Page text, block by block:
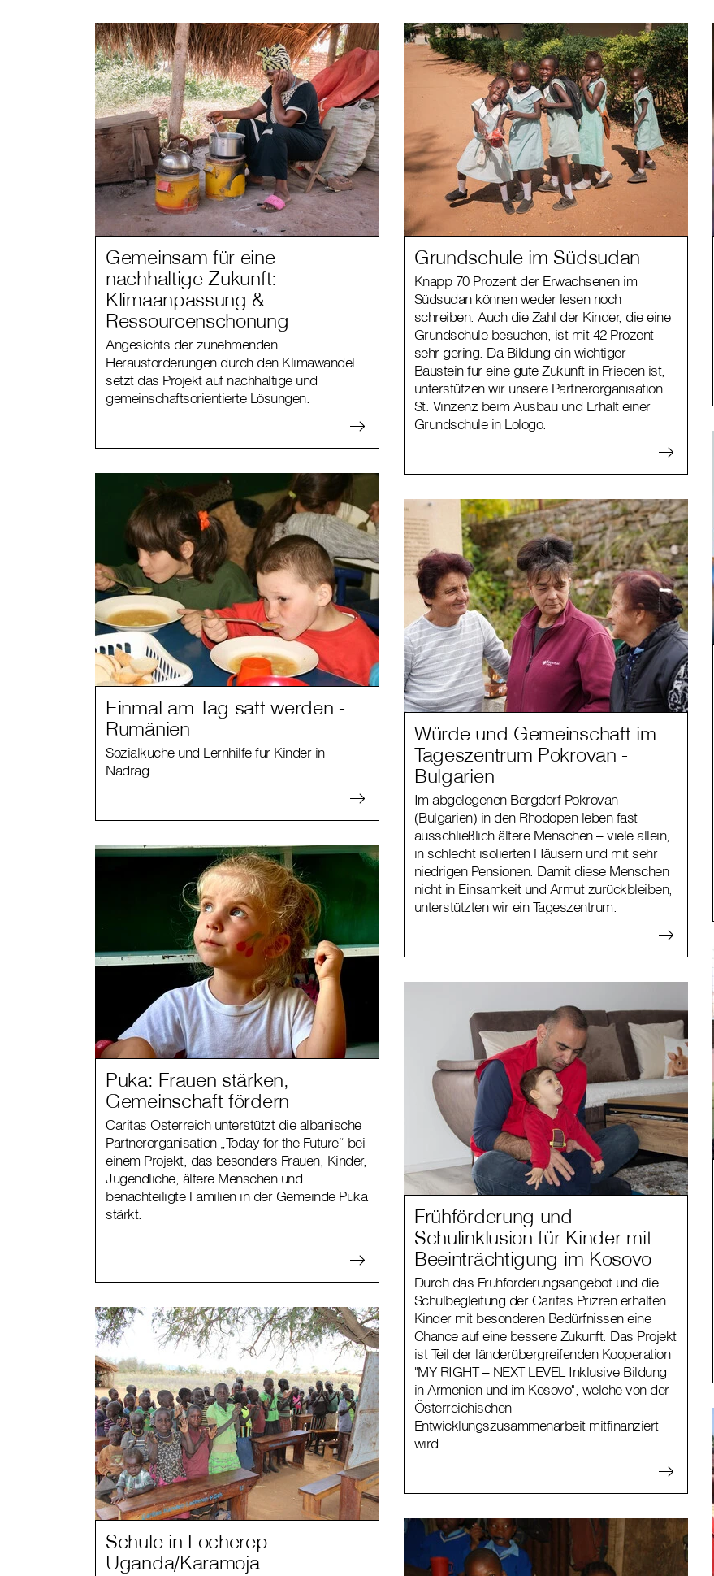
Gemeinsam für eine
nachhaltige Zukunft:
Klimaanpassung &
Ressourcenschonung
Angesichts der zunehmenden
Herausforderungen durch den Klimawandel
setzt das Projekt auf nachhaltige und
gemeinschaftsorientierte Lösungen.
Grundschule im Südsudan
Knapp 70 Prozent der Erwachsenen im
Südsudan können weder lesen noch
schreiben. Auch die Zahl der Kinder, die eine
Grundschule besuchen, ist mit 42 Prozent
sehr gering. Da Bildung ein wichtiger
Baustein für eine gute Zukunft in Frieden ist,
unterstützen wir unsere Partnerorganisation
St. Vinzenz beim Ausbau und Erhalt einer
Grundschule in Lologo.
Einmal am Tag satt werden -
Rumänien
Sozialküche und Lernhilfe für Kinder in
Nadrag
Würde und Gemeinschaft im
Tageszentrum Pokrovan -
Bulgarien
Im abgelegenen Bergdorf Pokrovan
(Bulgarien) in den Rhodopen leben fast
ausschließlich ältere Menschen – viele allein,
in schlecht isolierten Häusern und mit sehr
niedrigen Pensionen. Damit diese Menschen
nicht in Einsamkeit und Armut zurückbleiben,
unterstützten wir ein Tageszentrum.
Puka: Frauen stärken,
Gemeinschaft fördern
Caritas Österreich unterstützt die albanische
Partnerorganisation „Today for the Future“ bei
einem Projekt, das besonders Frauen, Kinder,
Jugendliche, ältere Menschen und
benachteiligte Familien in der Gemeinde Puka
stärkt.
Frühförderung und
Schulinklusion für Kinder mit
Beeinträchtigung im Kosovo
Durch das Frühförderungsangebot und die
Schulbegleitung der Caritas Prizren erhalten
Kinder mit besonderen Bedürfnissen eine
Chance auf eine bessere Zukunft. Das Projekt
ist Teil der länderübergreifenden Kooperation
"MY RIGHT – NEXT LEVEL Inklusive Bildung
in Armenien und im Kosovo", welche von der
Österreichischen
Entwicklungszusammenarbeit mitfinanziert
wird.
Schule in Locherep -
Uganda/Karamoja